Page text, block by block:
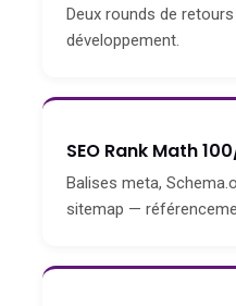
Deux rounds de
développement.
SEO Rank Math
Balises meta,
sitemap —